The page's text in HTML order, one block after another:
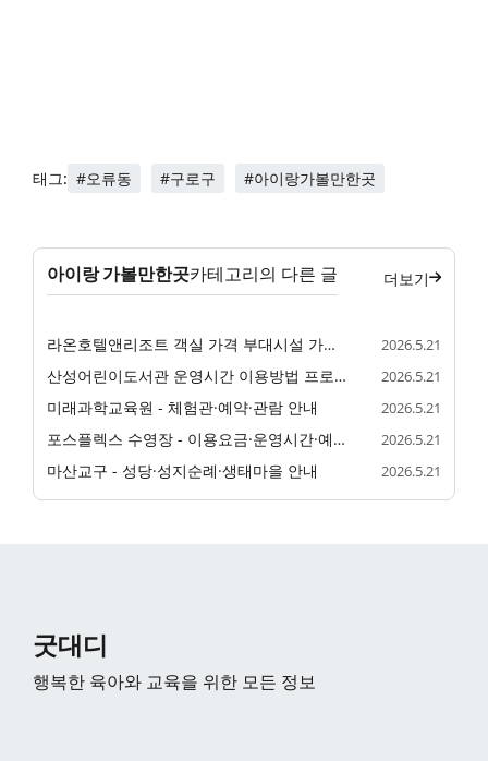
태그: #오류동 #구로구 #아이랑가볼만한곳
아이랑 가볼만한곳카테고리의 다른 글 더보기
라온호텔앤리조트 객실 가격 부대시설 가족 숙소 정리 2026.5.21
산성어린이도서관 운영시간 이용방법 프로그램 정리 2026.5.21
미래과학교육원 - 체험관·예약·관람 안내 2026.5.21
포스플렉스 수영장 - 이용요금·운영시간·예약 안내 2026.5.21
마산교구 - 성당·성지순례·생태마을 안내 2026.5.21
굿대디
행복한 육아와 교육을 위한 모든 정보